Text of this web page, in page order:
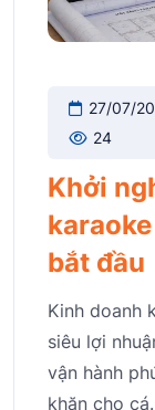
27/07/
24
Khởi
bắt đầu
Kinh doanh
siêu lợi
vận hành
khăn cho cá.